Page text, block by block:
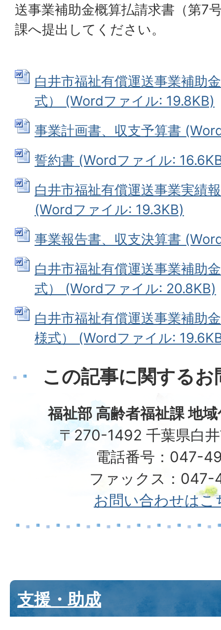
送事業補助金概算払請求書（第7
課へ提出してください。
白井市福祉有償運送事業補助
式） (Wordファイル: 19.8KB)
事業計画書、収支予算書
誓約書 (Wordファイル:
白井市福祉有償運送事業実績
(Wordファイル: 19.3KB)
事業報告書、収支決算書
白井市福祉有償運送事業補助
式） (Wordファイル: 20.8KB)
白井市福祉有償運送事業補助
様式） (Wordファイル:
この記事に関する
福祉部 高齢者福祉課 地
〒270-1492 千葉県白
電話番号：047-
ファックス：047-
お問い合わせはこ
支援・助成